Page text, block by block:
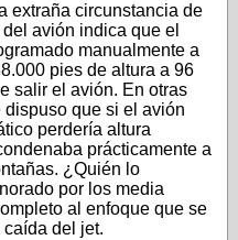
extraña circunstancia de
avión indica que el
manualmente a
pies de altura a 96
salir el avión. En otras
que si el avión
perdería altura
prácticamente a
¿Quién lo
por los media
al enfoque que se
del jet.